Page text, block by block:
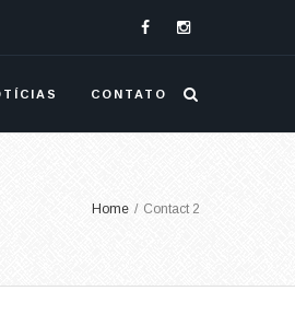
CONTATO
Home / Contact 2